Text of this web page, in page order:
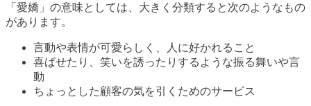
「愛嬌」の意味としては、大きく分類すると次のようなもの
があります。
言動や表情が可愛らしく、人に好かれること
喜ばせたり、笑いを誘ったりするような振る舞いや言
動
ちょっとした顧客の気を引くためのサービス